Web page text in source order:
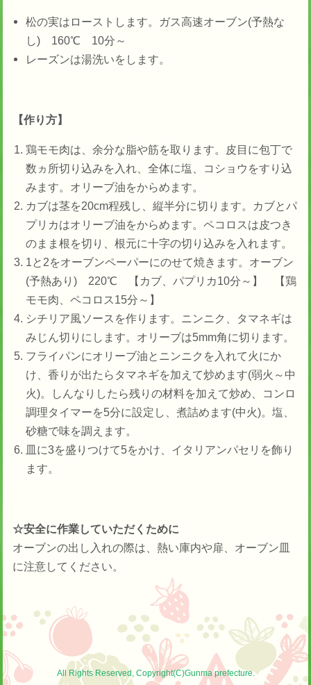
松の実はローストします。ガス高速オーブン(予熱な
し) 160℃ 10分～
レーズンは湯洗いをします。
【作り方】
鶏モモ肉は、余分な脂や筋を取ります。皮目に包丁で
数ヵ所切り込みを入れ、全体に塩、コショウをすり込
みます。オリーブ油をからめます。
カブは茎を20cm程残し、縦半分に切ります。カブとパ
プリカはオリーブ油をからめます。ペコロスは皮つき
のまま根を切り、根元に十字の切り込みを入れます。
1と2をオーブンペーパーにのせて焼きます。オーブン
(予熱あり) 220℃ 【カブ、パプリカ10分～】 【鶏
モモ肉、ペコロス15分～】
シチリア風ソースを作ります。ニンニク、タマネギは
みじん切りにします。オリーブは5mm角に切ります。
フライパンにオリーブ油とニンニクを入れて火にか
け、香りが出たらタマネギを加えて炒めます(弱火～中
火)。しんなりしたら残りの材料を加えて炒め、コンロ
調理タイマーを5分に設定し、煮詰めます(中火)。塩、
砂糖で味を調えます。
皿に3を盛りつけて5をかけ、イタリアンパセリを飾り
ます。
☆安全に作業していただくために
オーブンの出し入れの際は、熱い庫内や扉、オーブン皿
に注意してください。